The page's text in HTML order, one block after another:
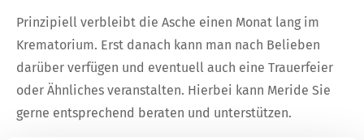
Prinzipiell verbleibt die Asche einen Monat lang im
Krematorium. Erst danach kann man nach Belieben
darüber verfügen und eventuell auch eine Trauerfeier
oder Ähnliches veranstalten. Hierbei kann Meride Sie
gerne entsprechend beraten und unterstützen.